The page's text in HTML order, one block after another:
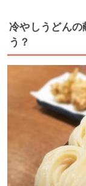
冷やしうどんの
う？